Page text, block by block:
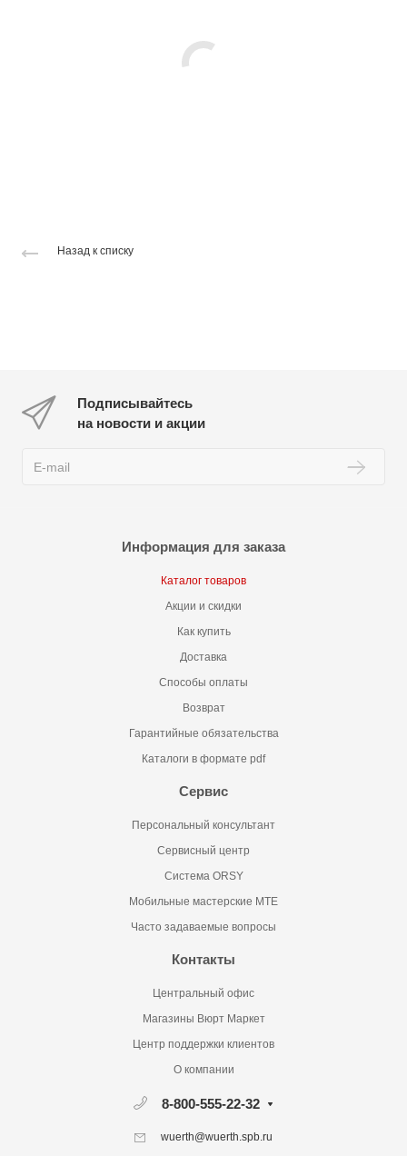
Назад к списку
Подписывайтесь
на новости и акции
Информация для заказа
Каталог товаров
Акции и скидки
Как купить
Доставка
Способы оплаты
Возврат
Гарантийные обязательства
Каталоги в формате pdf
Сервис
Персональный консультант
Сервисный центр
Система ORSY
Мобильные мастерские MTE
Часто задаваемые вопросы
Контакты
Центральный офис
Магазины Вюрт Маркет
Центр поддержки клиентов
О компании
8-800-555-22-32
wuerth@wuerth.spb.ru